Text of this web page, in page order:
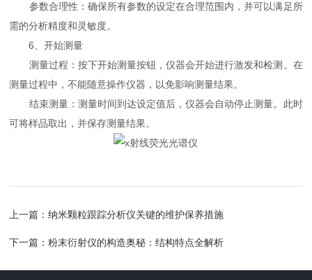
参数合理性：确保所有参数的设定在合理范围内，并可以满足所
需的分析精度和灵敏度。
6、开始测量
测量过程：按下开始测量按钮，仪器会开始进行激发和检测。在
测量过程中，不能随意操作仪器，以免影响测量结果。
结束测量：测量时间到达设定值后，仪器会自动停止测量。此时
可将样品取出，并保存测量结果。
上一篇：纳米颗粒跟踪分析仪关键的维护保养措施
下一篇：粉末衍射仪的构造奥秘：结构特点全解析